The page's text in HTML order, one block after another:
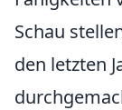
Schau
den letzten